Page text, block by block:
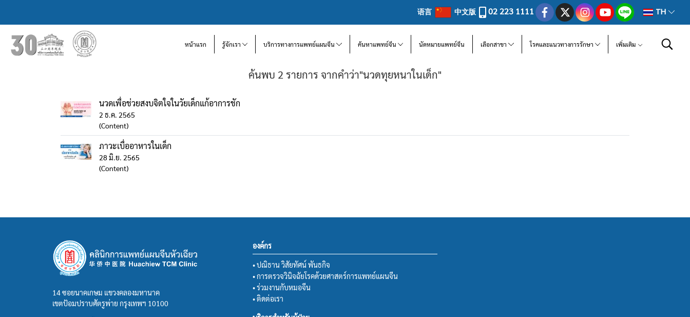
语言 中文版 02 223 1111 TH
หน้าแรก รู้จักเรา บริการทางการแพทย์แผนจีน ค้นหาแพทย์จีน นัดหมายแพทย์จีน เลือกสาขา โรคและแนวทางการรักษา เพิ่มเติม
ค้นพบ 2 รายการ จากคำว่า"นวดทุยหนาในเด็ก"
นวดเพื่อช่วยสงบจิตใจในวัยเด็กแก้อาการชัก
2 ธ.ค. 2565
(Content)
ภาวะเบื่ออาหารในเด็ก
28 มิ.ย. 2565
(Content)
14 ซอยนาคเกษม แขวงคลองมหานาค
เขตป้อมปราบศัตรูพ่าย กรุงเทพฯ 10100
องค์กร
• ปณิธาน วิสัยทัศน์ พันธกิจ
• การตรวจวินิจฉัยโรคด้วยศาสตร์การแพทย์แผนจีน
• ร่วมงานกับหมอจีน
• ติดต่อเรา